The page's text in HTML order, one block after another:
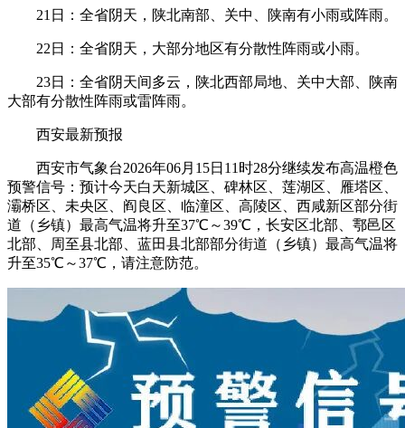
21日：全省阴天，陕北南部、关中、陕南有小雨或阵雨。
22日：全省阴天，大部分地区有分散性阵雨或小雨。
23日：全省阴天间多云，陕北西部局地、关中大部、陕南
大部有分散性阵雨或雷阵雨。
西安最新预报
西安市气象台2026年06月15日11时28分继续发布高温橙色
预警信号：预计今天白天新城区、碑林区、莲湖区、雁塔区、
灞桥区、未央区、阎良区、临潼区、高陵区、西咸新区部分街
道（乡镇）最高气温将升至37℃～39℃，长安区北部、鄠邑区
北部、周至县北部、蓝田县北部部分街道（乡镇）最高气温将
升至35℃～37℃，请注意防范。